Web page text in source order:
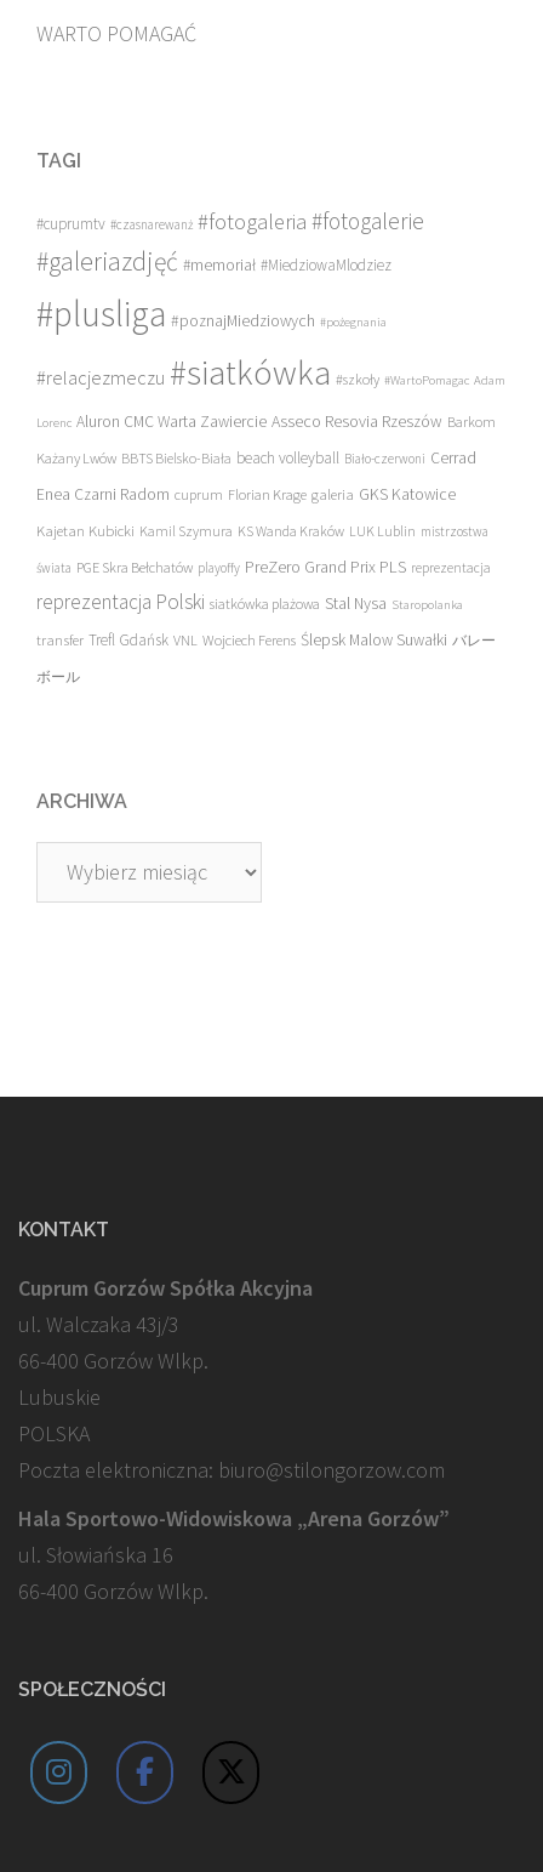
WARTO POMAGAĆ
TAGI
#cuprumtv #czasnarewanż #fotogaleria #fotogalerie
#galeriazdjęć #memoriał #MiedziowaMlodziez
#plusliga #poznajMiedziowych #pożegnania
#relacjezmeczu #siatkówka #szkoły #WartoPomagac Adam
Lorenc Aluron CMC Warta Zawiercie Asseco Resovia Rzeszów Barkom
Każany Lwów BBTS Bielsko-Biała beach volleyball Biało-czerwoni Cerrad
Enea Czarni Radom cuprum Florian Krage galeria GKS Katowice
Kajetan Kubicki Kamil Szymura KS Wanda Kraków LUK Lublin mistrzostwa
świata PGE Skra Bełchatów playoffy PreZero Grand Prix PLS reprezentacja
reprezentacja Polski siatkówka plażowa Stal Nysa Staropolanka
transfer Trefl Gdańsk VNL Wojciech Ferens Ślepsk Malow Suwałki バレー
ボール
ARCHIWA
Archiwa
KONTAKT
Cuprum Gorzów Spółka Akcyjna
ul. Walczaka 43j/3
66-400 Gorzów Wlkp.
Lubuskie
POLSKA
Poczta elektroniczna: biuro@stilongorzow.com
Hala Sportowo-Widowiskowa „Arena Gorzów”
ul. Słowiańska 16
66-400 Gorzów Wlkp.
SPOŁECZNOŚCI